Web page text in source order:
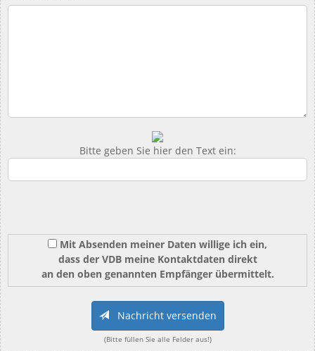
Bitte geben Sie hier den Text ein:
Mit Absenden meiner Daten willige ich ein,
dass der VDB meine Kontaktdaten direkt
an den oben genannten Empfänger übermittelt.
Nachricht versenden
(Bitte füllen Sie alle Felder aus!)